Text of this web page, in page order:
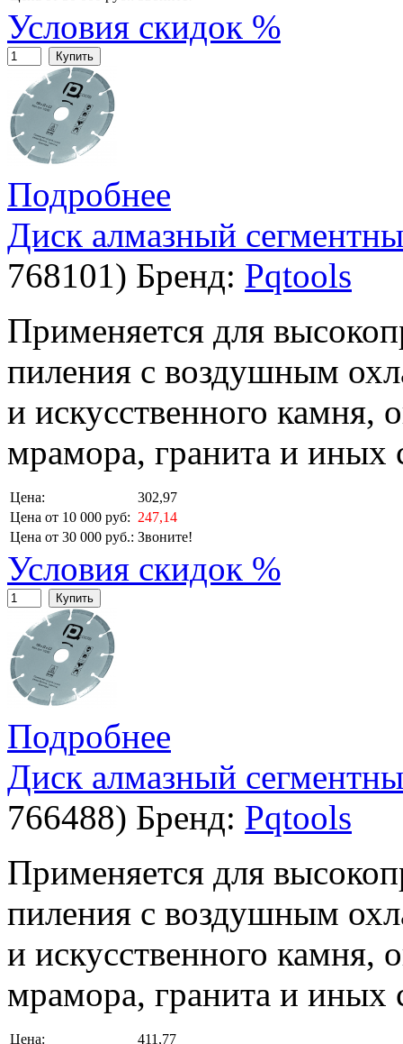
Условия скидок %
Купить
Подробнее
Диск алмазный
768101) Бренд: Pqtools
Применяется для
пиления с воздушным
и искусственного камня,
мрамора, гранита и иных
Цена:
302,97
Цена от 10 000 руб: 247,14
Цена от 30 000 руб.: Звоните!
Условия скидок %
Купить
Подробнее
Диск алмазный
766488) Бренд: Pqtools
Применяется для
пиления с воздушным
и искусственного камня,
мрамора, гранита и иных
Цена: 411,77